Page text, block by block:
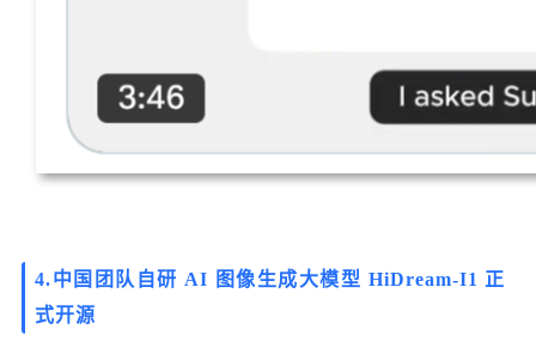
4.中国团队自研 AI 图像生成大模型 HiDream-I1 正
式开源